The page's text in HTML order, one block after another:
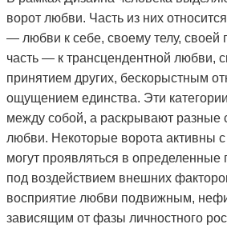
ворот любви. Часть из них
— любви к себе, своему телу, своей
часть — к трансцендентной любви,
принятием других, бескорыстным
ощущением единства. Эти
между собой, а раскрывают разные
любви. Некоторые ворота активны
могут проявляться в
под воздействием внешних
восприятие любви подвижным,
зависящим от фазы личностного